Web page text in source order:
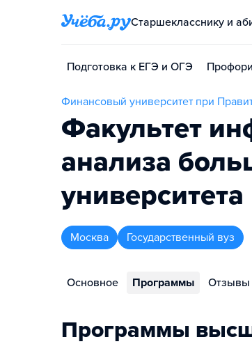
Старшекласснику и
Подготовка к ЕГЭ и ОГЭ
Финансовый университет при
Факультет
анализа
университета
Москва Государственный вуз
Основное Программы Отзывы
Программы